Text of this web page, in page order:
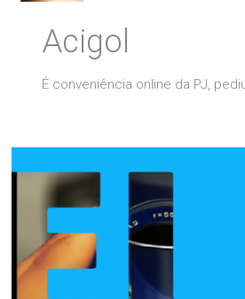
Acigol
É conveniência online da PJ,